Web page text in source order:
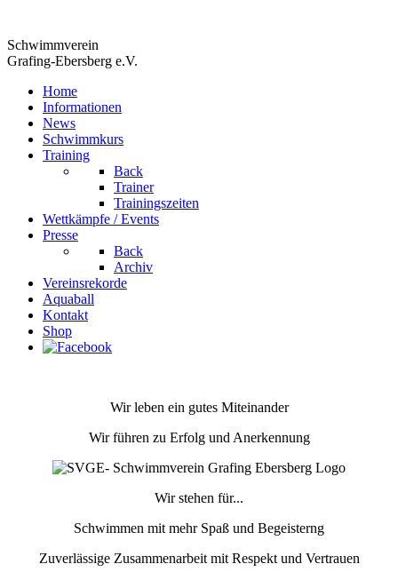
Schwimmverein
Grafing-Ebersberg e.V.
Home
Informationen
News
Schwimmkurs
Training
Back
Trainer
Trainingszeiten
Wettkämpfe / Events
Presse
Back
Archiv
Vereinsrekorde
Aquaball
Kontakt
Shop
Wir leben ein gutes Miteinander
Wir führen zu Erfolg und Anerkennung
Wir stehen für...
Schwimmen mit mehr Spaß und Begeisterng
Zuverlässige Zusammenarbeit mit Respekt und Vertrauen